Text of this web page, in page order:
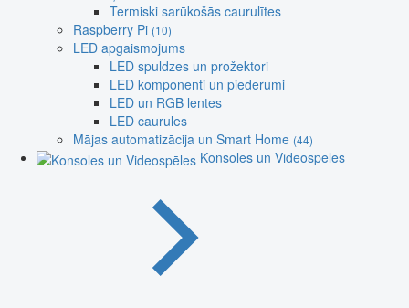
Termiski sarūkošās caurulītes
Raspberry Pi (10)
LED apgaismojums
LED spuldzes un prožektori
LED komponenti un piederumi
LED un RGB lentes
LED caurules
Mājas automatizācija un Smart Home (44)
Konsoles un Videospēles